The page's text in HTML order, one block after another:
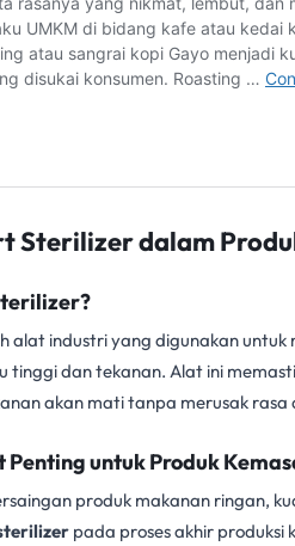
Sterilizer dalam
alat industri yang digunakan
tinggi dan tekanan. Alat ini
akan mati tanpa merusak
untuk Produk
produk makanan ringan,
pada proses akhir produksi